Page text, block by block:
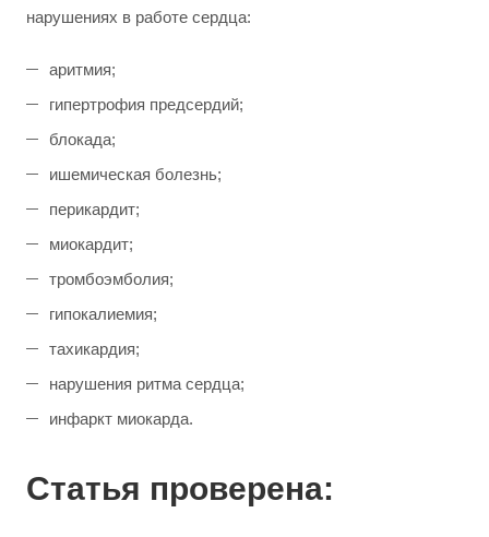
нарушениях в работе сердца:
аритмия;
гипертрофия предсердий;
блокада;
ишемическая болезнь;
перикардит;
миокардит;
тромбоэмболия;
гипокалиемия;
тахикардия;
нарушения ритма сердца;
инфаркт миокарда.
Статья проверена: